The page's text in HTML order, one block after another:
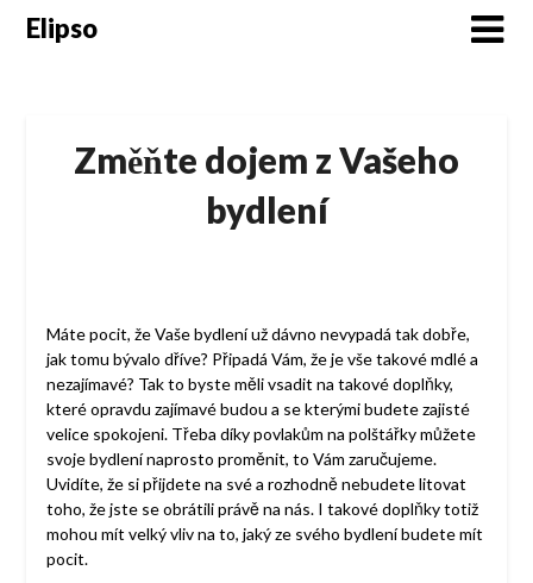
SkipElipso
Změňte dojem z Vašeho
bydlení
Máte pocit, že Vaše bydlení už dávno nevypadá tak dobře,
jak tomu bývalo dříve? Připadá Vám, že je vše takové mdlé a
nezajímavé? Tak to byste měli vsadit na takové doplňky,
které opravdu zajímavé budou a se kterými budete zajisté
velice spokojeni. Třeba díkypovlakům na polštářkymůžete
svoje bydlení naprosto proměnit, to Vám zaručujeme.
Uvidíte, že si přijdete na své a rozhodně nebudete litovat
toho, že jste se obrátili právě na nás. I takové doplňky totiž
mohou mít velký vliv na to, jaký ze svého bydlení budete mít
pocit.